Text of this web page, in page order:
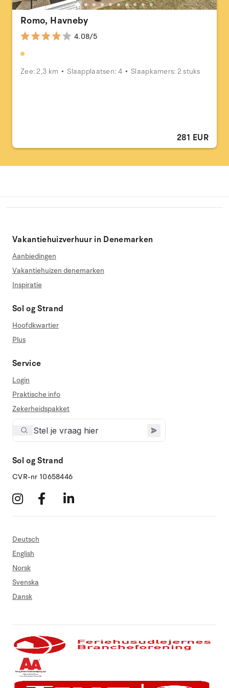
Romo, Havneby
4.08/5
Zee: 2,3 km Slaapplaatsen: 4 Slaapkamers: 2 stuks
281 EUR
Vakantiehuizverhuur in Denemarken
Aanbiedingen
Vakantiehuizen denemarken
Inspiratie
Sol og Strand
Hoofdkwartier
Plus
Service
Login
Praktische info
Zekerheidspakket
Sol og Strand
CVR-nr 10658446
Deutsch
English
Norsk
Svenska
Dansk